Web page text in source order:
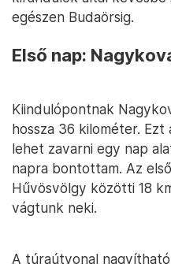
egészen Budaörsig.
Első nap:
Kiindulópontnak
hossza 36 kilométer.
lehet zavarni egy nap
napra bontottam. Az
Hűvösvölgy közötti 18
vágtunk neki.
A túraútvonal